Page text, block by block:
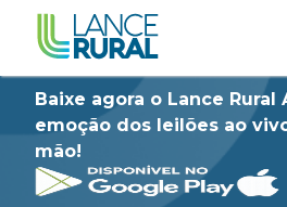
Baixe agora o Lance Rural
emoção dos leilões ao
mão!